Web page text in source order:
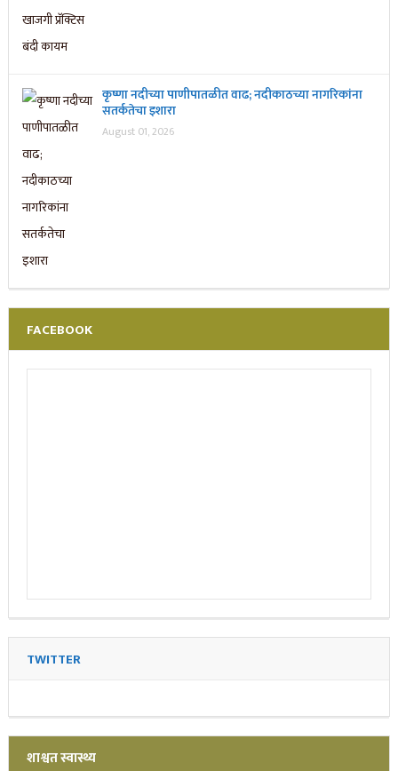
कृष्णा नदीच्या पाणीपातळीत वाढ; नदीकाठच्या नागरिकांना
सतर्कतेचा इशारा
August 01, 2026
FACEBOOK
TWITTER
शाश्वत स्वास्थ्य